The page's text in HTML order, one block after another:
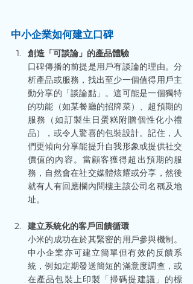
中小企業如何建立口碑
創造「可談論」的產品體驗
口碑傳播的前提是用戶有談論的理由。分
析產品或服務，找出至少一個值得用戶主
動分享的「談論點」。這可能是一個獨特
的功能（如某餐廳的招牌菜）、超預期的
服務（如訂製生日蛋糕附贈個性化小禮
品），或令人驚喜的包裝設計。記住，人
們更傾向分享能提升自我形象或提供社交
價值的內容。當顧客獲得超出預期的服
務，自然會在社交媒體炫耀或分享，然後
就有人有回應欄內問樓主該公司名稱及地
址。
建立系統化的客戶回饋循環
小米的成功在於其緊密的用戶參與機制。
中小企業亦可建立簡單但有效的反饋系
統，例如定期發送簡短的滿意度調查，或
在產品包裝上印製「掃碼提建議」的標